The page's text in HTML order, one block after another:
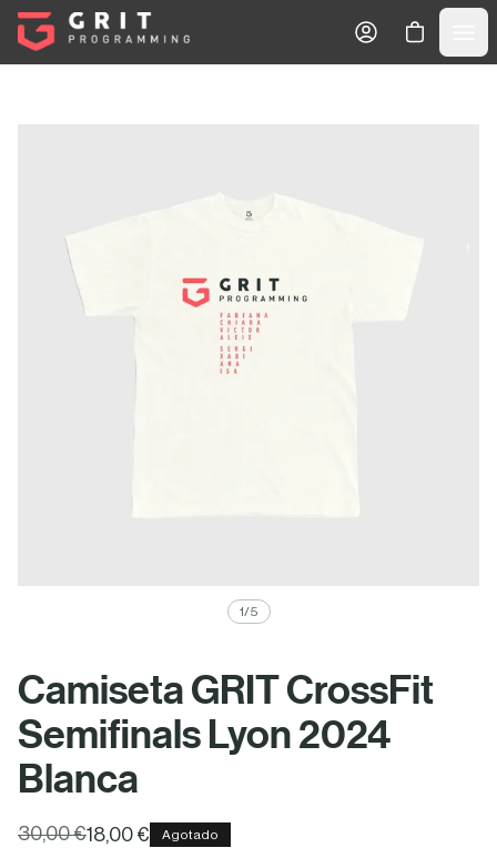
Tu Carrito
1/5
Camiseta GRIT CrossFit
Semifinals Lyon 2024
Blanca
30,00 €18,00 € Agotado